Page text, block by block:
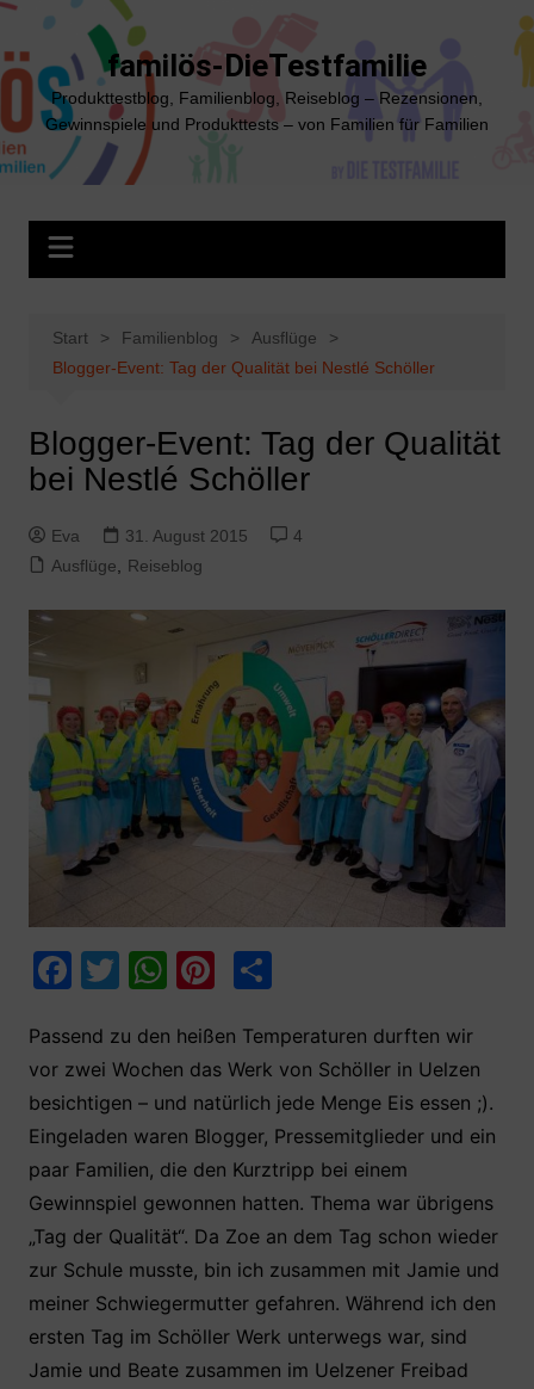
Zum
springen
familös-DieTestfamilie
Produkttestblog, Familienblog, Reiseblog – Rezensionen,
Gewinnspiele und Produkttests – von Familien für Familien
Start Familienblog
Ausflüge
Blogger-Event: Tag der Qualität bei Nestlé Schöller
Blogger-Event: Tag der Qualität
bei Nestlé Schöller
Eva 31. August 2015
4
Ausflüge
Reiseblog
F
c
e
b
o
o
k
T
itt
er
W
at
s
A
p
p
Pi
er
e
st
T
le
n
Passend zu den heißen Temperaturen durften wir
vor zwei Wochen das Werk von Schöller in Uelzen
besichtigen – und natürlich jede Menge Eis essen ;).
Eingeladen waren Blogger, Pressemitglieder und ein
paar Familien, die den Kurztripp bei einem
Gewinnspiel gewonnen hatten. Thema war übrigens
„Tag der Qualität“. Da Zoe an dem Tag schon wieder
zur Schule musste, bin ich zusammen mit Jamie und
meiner Schwiegermutter gefahren. Während ich den
ersten Tag im Schöller Werk unterwegs war, sind
Jamie und Beate zusammen im Uelzener Freibad